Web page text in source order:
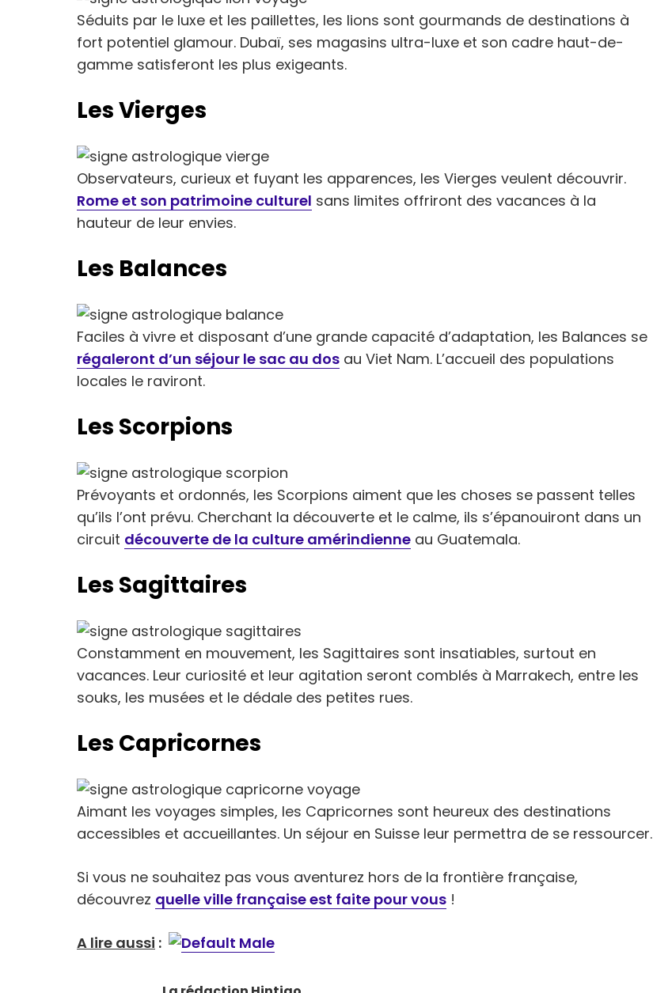
Séduits par le luxe et les paillettes, les lions sont gourmands de destinations à
fort potentiel glamour. Dubaï, ses magasins ultra-luxe et son cadre haut-de-
gamme satisferont les plus exigeants.
Les Vierges
Observateurs, curieux et fuyant les apparences, les Vierges veulent découvrir.
Rome et son patrimoine culturel sans limites offriront des vacances à la
hauteur de leur envies.
Les Balances
Faciles à vivre et disposant d’une grande capacité d’adaptation, les Balances se
régaleront d’un séjour le sac au dos au Viet Nam. L’accueil des populations
locales le raviront.
Les Scorpions
Prévoyants et ordonnés, les Scorpions aiment que les choses se passent telles
qu’ils l’ont prévu. Cherchant la découverte et le calme, ils s’épanouiront dans un
circuit découverte de la culture amérindienne au Guatemala.
Les Sagittaires
Constamment en mouvement, les Sagittaires sont insatiables, surtout en
vacances. Leur curiosité et leur agitation seront comblés à Marrakech, entre les
souks, les musées et le dédale des petites rues.
Les Capricornes
Aimant les voyages simples, les Capricornes sont heureux des destinations
accessibles et accueillantes. Un séjour en Suisse leur permettra de se ressourcer.
Si vous ne souhaitez pas vous aventurez hors de la frontière française,
découvrez quelle ville française est faite pour vous !
A lire aussi :